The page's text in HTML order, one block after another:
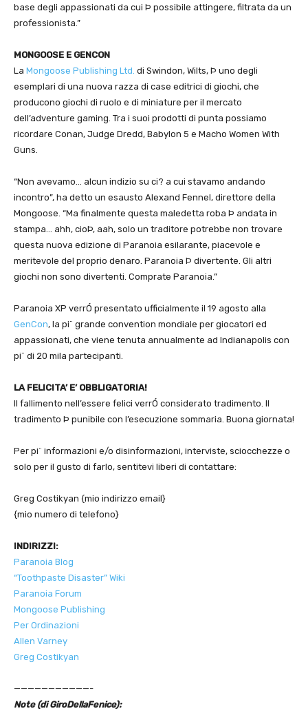
base degli appassionati da cui Þ possibile attingere, filtrata da un
professionista.”
MONGOOSE E GENCON
La Mongoose Publishing Ltd. di Swindon, Wilts, Þ uno degli
esemplari di una nuova razza di case editrici di giochi, che
producono giochi di ruolo e di miniature per il mercato
dell’adventure gaming. Tra i suoi prodotti di punta possiamo
ricordare Conan, Judge Dredd, Babylon 5 e Macho Women With
Guns.
“Non avevamo… alcun indizio su ci? a cui stavamo andando
incontro”, ha detto un esausto Alexand Fennel, direttore della
Mongoose. “Ma finalmente questa maledetta roba Þ andata in
stampa… ahh, cioÞ, aah, solo un traditore potrebbe non trovare
questa nuova edizione di Paranoia esilarante, piacevole e
meritevole del proprio denaro. Paranoia Þ divertente. Gli altri
giochi non sono divertenti. Comprate Paranoia.”
Paranoia XP verrÓ presentato ufficialmente il 19 agosto alla
GenCon, la pi¨ grande convention mondiale per giocatori ed
appassionati, che viene tenuta annualmente ad Indianapolis con
pi¨ di 20 mila partecipanti.
LA FELICITA’ E’ OBBLIGATORIA!
Il fallimento nell’essere felici verrÓ considerato tradimento. Il
tradimento Þ punibile con l’esecuzione sommaria. Buona giornata!
Per pi¨ informazioni e/o disinformazioni, interviste, sciocchezze o
solo per il gusto di farlo, sentitevi liberi di contattare:
Greg Costikyan {mio indirizzo email}
{mio numero di telefono}
INDIRIZZI:
Paranoia Blog
“Toothpaste Disaster” Wiki
Paranoia Forum
Mongoose Publishing
Per Ordinazioni
Allen Varney
Greg Costikyan
———————————-
Note (di GiroDellaFenice):